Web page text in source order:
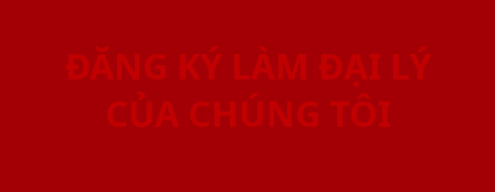
ĐĂNG KÝ LÀM ĐẠI LÝ
CỦA CHÚNG TÔI